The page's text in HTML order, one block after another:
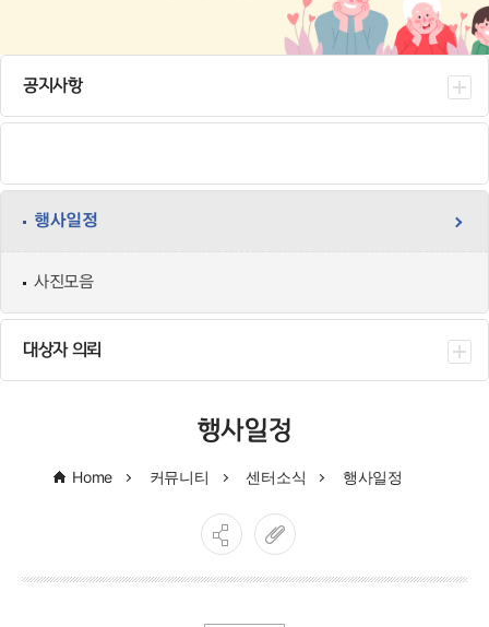
공지사항
행사일정
사진모음
대상자 의뢰
행사일정
Home 커뮤니티 센터소식 행사일정